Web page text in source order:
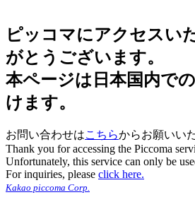
ピッコマにアクセスい
がとうございます。
本ページは日本国内で
けます。
お問い合わせはこちらからお願いい
Thank you for accessing the Piccoma
Unfortunately, this service can only be
For inquiries, please click here.
Kakao piccoma Corp.